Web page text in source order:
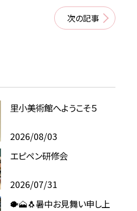
次の記事
里小美術館へようこそ５
2026/08/03
エピペン研修会
2026/07/31
🐡🗻🐧暑中お見舞い申し上